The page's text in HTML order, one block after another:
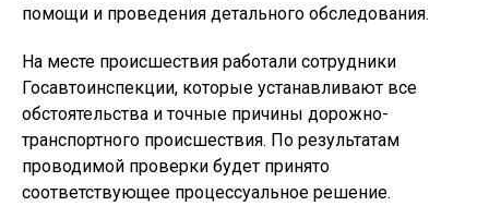
помощи и проведения детального обследования.
На месте происшествия работали сотрудники
Госавтоинспекции, которые устанавливают все
обстоятельства и точные причины дорожно-
транспортного происшествия. По результатам
проводимой проверки будет принято
соответствующее процессуальное решение.